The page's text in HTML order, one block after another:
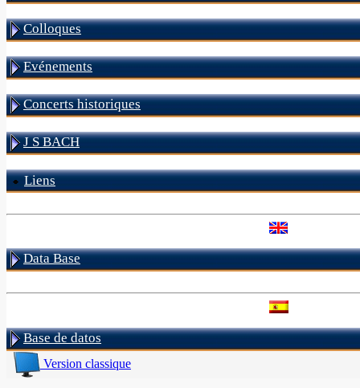
Colloques
Evénements
Concerts historiques
J S BACH
Liens
Data Base
Base de datos
Version classique